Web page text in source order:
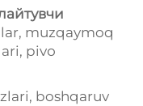
muzqaymoq
pivо
boshqaruv